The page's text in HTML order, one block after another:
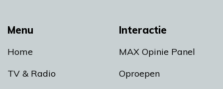
Menu
Home
TV & Radio
Interactie
MAX Opinie Panel
Oproepen